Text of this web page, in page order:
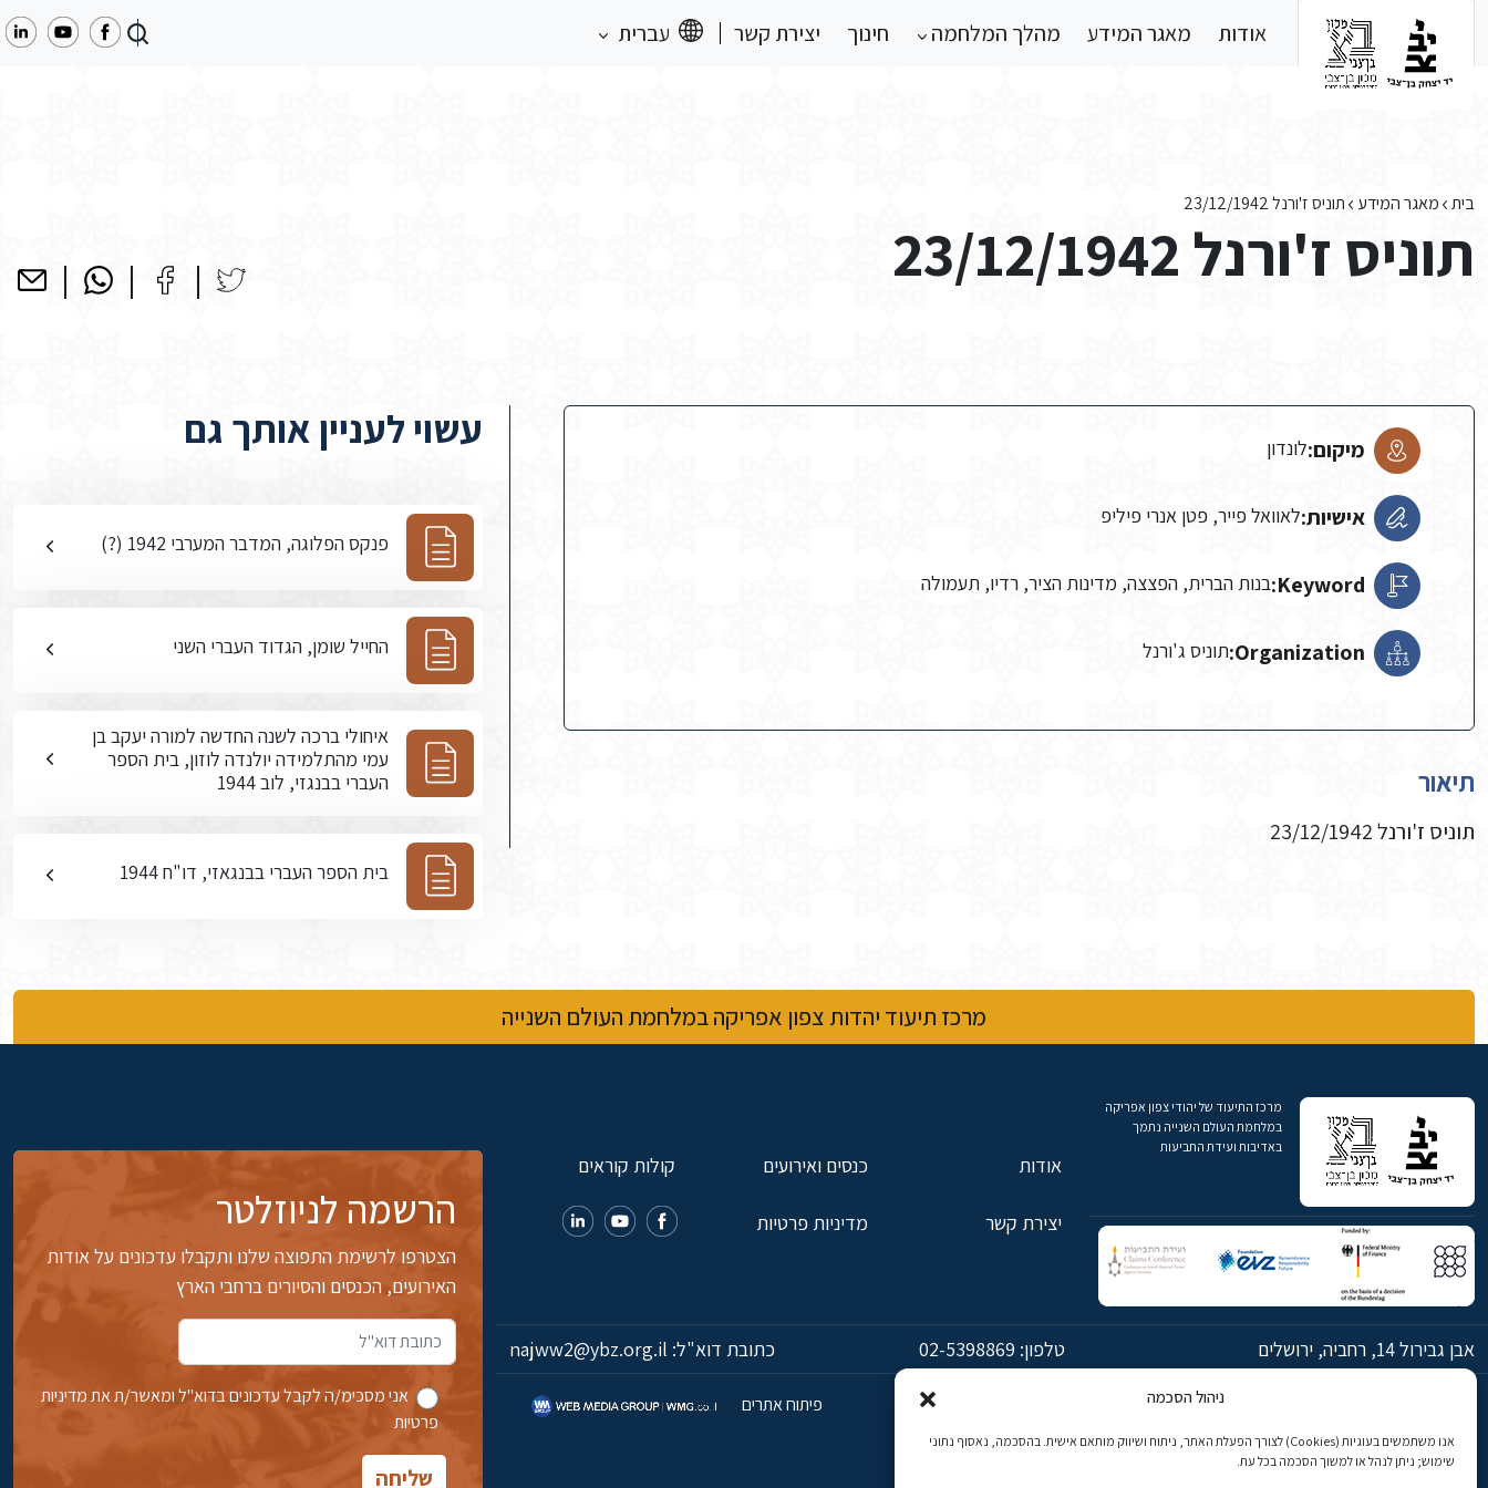
ניהול הסכמה
אנו משתמשים בעוגיות (Cookies) לצורך הפעלת האתר, ניתוח ושיווק מותאם אישית. בהסכמה, נאסוף נתוני
שימוש; ניתן לנהל או למשוך הסכמה בכל עת.
אודות מאגר המידע מהלך המלחמה חינוך יצירת קשר עברית
בית מאגר המידע תוניס ז'ורנל 23/12/1942
תוניס ז'ורנל 23/12/1942
מיקום:לונדון
אישיות:לאוואל פייר, פטן אנרי פיליפ
Keyword: בנות הברית, הפצצה, מדינות הציר, רדיו, תעמולה
Organization: תוניס ג'ורנל
תיאור
תוניס ז'ורנל 23/12/1942
עשוי לעניין אותך גם
פנקס הפלוגה, המדבר המערבי 1942 (?)
החייל שומן, הגדוד העברי השני
איחולי ברכה לשנה החדשה למורה יעקב בן
עמי מהתלמידה יולנדה לוזון, בית הספר
העברי בבנגזי, לוב 1944
בית הספר העברי בבנגאזי, דו"ח 1944
מרכז תיעוד יהדות צפון אפריקה במלחמת העולם השנייה
מרכז התיעוד של יהודי צפון אפריקה
במלחמת העולם השנייה נתמך
באדיבות ועידת התביעות
אודות כנסים ואירועים קולות קוראים
יצירת קשר מדיניות פרטיות
אבן גבירול 14, רחביה, ירושלים טלפון: 02-5398869 כתובת דוא"ל: najww2@ybz.org.il
© כל הזכויות שמורות ליד יצחק בן-צבי ירושלים פיתוח אתרים
הרשמה לניוזלטר
הצטרפו לרשימת התפוצה שלנו ותקבלו עדכונים על אודות
האירועים, הכנסים והסיורים ברחבי הארץ
אני מסכימ/ה לקבל עדכונים בדוא''ל ומאשר/ת את מדיניות
פרטיות